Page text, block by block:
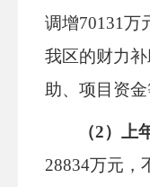
调增70131万
我区的财力
助、项目资金
（2）上
28834万元，